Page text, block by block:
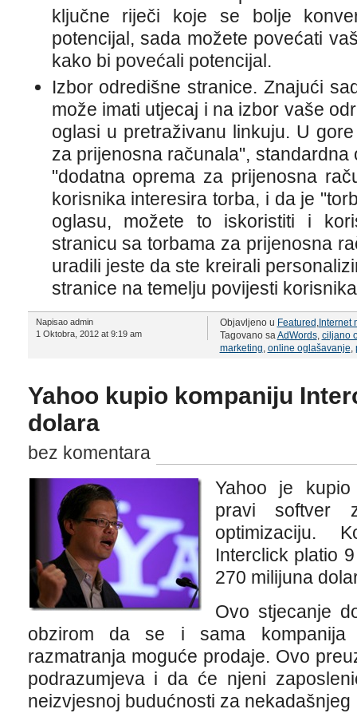
ključne riječi koje se bolje
potencijal, sada možete povećati
kako bi povećali potencijal.
Izbor odredišne stranice. Znajući
može imati utjecaj i na izbor vaše
oglasi u pretraživanu linkuju. U
za prijenosna računala",
"dodatna oprema za prijenosna
korisnika interesira torba, i da je
oglasu, možete to iskoristiti i
stranicu sa torbama za prijenosna
uradili jeste da ste kreirali
stranice na temelju povijesti
Napisao admin
1 Oktobra, 2012 at 9:19 am
Objavljeno u Featured ,Internet
Tagovano saAdWords, ciljano
marketing, online oglašavanje,
Yahoo kupio kompaniju
dolara
bez komentara
Yahoo je
pravi softver
optimizaciju.
Interclick platio
270 milijuna
Ovo stjecanje
obzirom da se i sama kompanija
razmatranja moguće prodaje. Ovo
podrazumjeva i da će njeni
neizvjesnoj budućnosti za nekadašnjeg